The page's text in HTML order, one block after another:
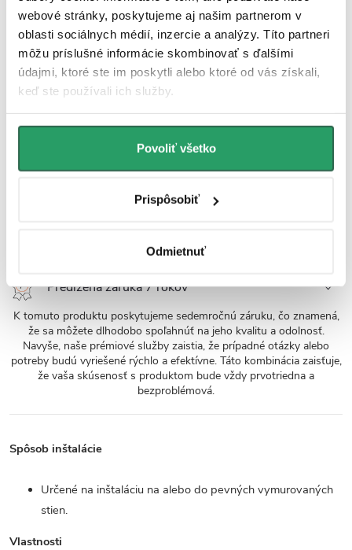
webové stránky, poskytujeme aj našim partnerom v
oblasti sociálnych médií, inzercie a analýzy. Títo partneri
môžu príslušné informácie skombinovať s ďalšími
údajmi, ktoré ste im poskytli alebo ktoré od vás získali,
keď ste používali ich služby.
Povoliť všetko
Prispôsobiť
Odmietnuť
Povrchová odolnosť
Glazúra sanitárnej keramiky kombinuje hladkosť, minimálnu
pórovitosť, vysokú tvrdosť a chemickú odolnosť. Na povrchu je
minimalizované usadzovanie baktérií a nečistôt, ľahko sa čistí, nízka
UV odolnosť
Odolnosť voči UV žiareniu je zaistená použitím UV stabilizátorov,
vystavení UV žiareniu.
Predĺžená záruka 7 rokov
K tomuto produktu poskytujeme sedemročnú záruku, čo znamená,
že sa môžete dlhodobo spoľahnúť na jeho kvalitu a odolnosť.
Navyše, naše prémiové služby zaistia, že prípadné otázky alebo
potreby budú vyriešené rýchlo a efektívne. Táto kombinácia zaisťuje,
že vaša skúsenosť s produktom bude vždy prvotriedna a
bezproblémová.
Spôsob inštalácie
Určené na inštaláciu na alebo do pevných vymurovaných
stien.
Vlastnosti